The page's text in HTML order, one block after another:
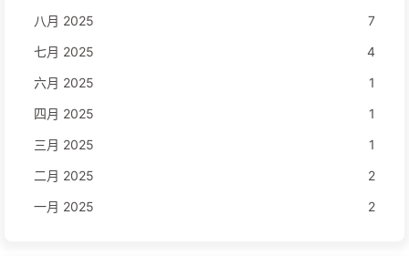
八月 2025
7
七月 2025
4
六月 2025
1
四月 2025
1
三月 2025
1
二月 2025
2
一月 2025
2